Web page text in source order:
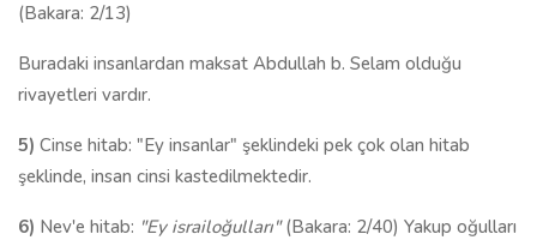
(Bakara: 2/13)
Buradaki insanlardan maksat Abdullah b. Selam olduğu
rivayetleri vardır.
5) Cinse hitab: "Ey insanlar" şeklindeki pek çok olan hitab
şeklinde, insan cinsi kastedilmektedir.
6) Nev'e hitab: "Ey israiloğulları"(Bakara: 2/40) Yakup oğulları